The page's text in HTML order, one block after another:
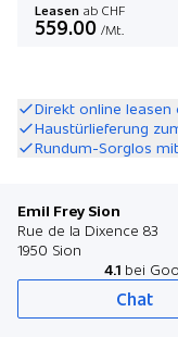
Leasen ab CHF
559.00 /Mt.
Direkt online leasen
Haustürlieferung
Rundum-Sorglos
Emil Frey Sion
Rue de la Dixence 83
1950 Sion
4.1 bei
Chat